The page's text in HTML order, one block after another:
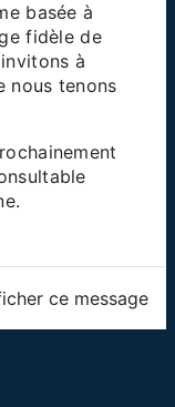
basée à
fidèle de
à
nous tenons
ce message